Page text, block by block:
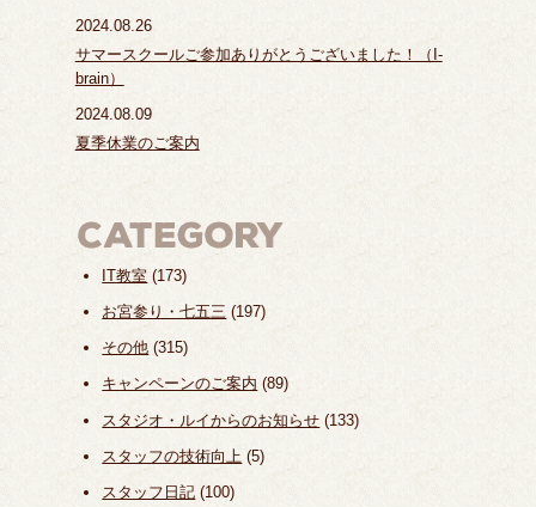
2024.08.26
サマースクールご参加ありがとうございました！（I-
brain）
2024.08.09
夏季休業のご案内
IT教室 (173)
お宮参り・七五三 (197)
その他 (315)
キャンペーンのご案内 (89)
スタジオ・ルイからのお知らせ (133)
スタッフの技術向上 (5)
スタッフ日記 (100)